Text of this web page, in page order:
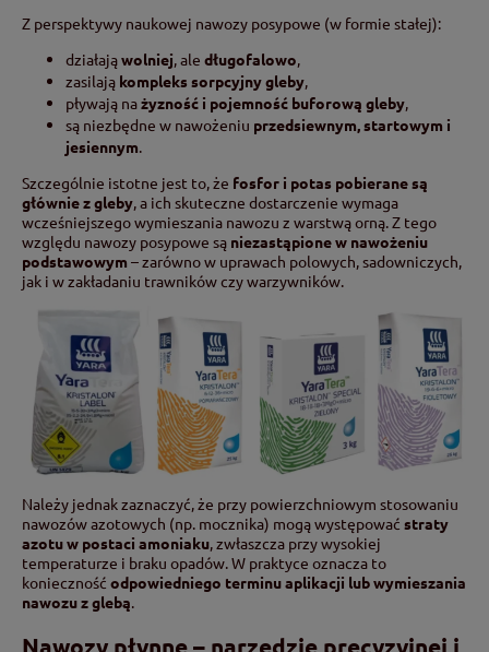
Z perspektywy naukowej nawozy posypowe (w formie stałej):
działająwolniej, ale długofalowo,
zasilają kompleks sorpcyjny gleby,
pływają nażyzność i pojemność buforową gleby,
są niezbędne w nawożeniu przedsiewnym, startowym i
jesiennym.
Szczególnie istotne jest to, że fosfor i potas pobierane są
głównie z gleby, a ich skuteczne dostarczenie wymaga
wcześniejszego wymieszania nawozu z warstwą orną. Z tego
względu nawozy posypowe są niezastąpione w nawożeniu
podstawowym – zarówno w uprawach polowych, sadowniczych,
jak i w zakładaniu trawników czy warzywników.
Należy jednak zaznaczyć, że przy powierzchniowym stosowaniu
nawozów azotowych (np. mocznika) mogą występować straty
azotu w postaci amoniaku, zwłaszcza przy wysokiej
temperaturze i braku opadów. W praktyce oznacza to
konieczność odpowiedniego terminu aplikacji lub wymieszania
nawozu z glebą.
Nawozy płynne – narzędzie precyzyjnej i